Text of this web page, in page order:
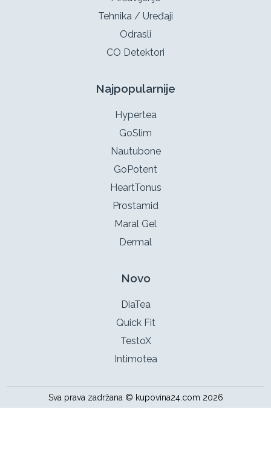
Tehnika / Uređaji
Odrasli
CO Detektori
Najpopularnije
Hypertea
GoSlim
Nautubone
GoPotent
HeartTonus
Prostamid
Maral Gel
Dermal
Novo
DiaTea
Quick Fit
TestoX
Intimotea
Sva prava zadržana © kupovina24.com 2026